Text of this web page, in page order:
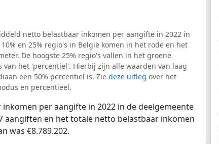
netto belastbaar inkomen per aangifte in 2022 in
en 25% regio's in België komen in het rode en het
De hoogste 25% regio's vallen in het groene
van het 'percentiel'. Hierbij zijn alle waarden van laag
een 50% percentiel is. Zie deze uitleg over het
en percentieel.
per aangifte in 2022 in de deelgemeente
aangiften en het totale netto belastbaar inkomen
was €8.789.202.